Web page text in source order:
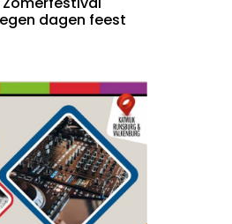
dagen feest